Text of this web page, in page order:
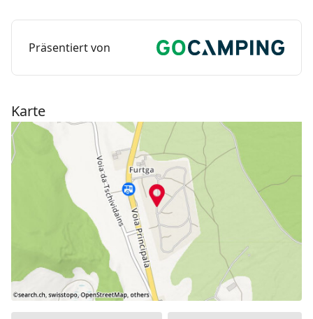
Präsentiert von
Karte